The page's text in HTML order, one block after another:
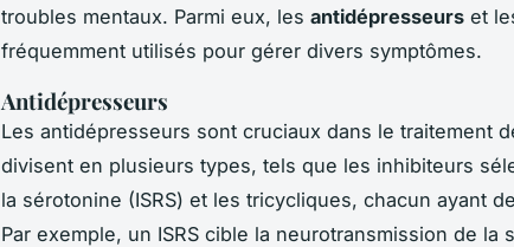
troubles mentaux. Parmi eux, les antidépresseurs et
fréquemment utilisés pour gérer divers symptômes.
Antidépresseurs
Les antidépresseurs sont cruciaux dans le traitement
divisent en plusieurs types, tels que les inhibiteurs
la sérotonine (ISRS) et les tricycliques, chacun ayant
Par exemple, un ISRS cible la neurotransmission de la